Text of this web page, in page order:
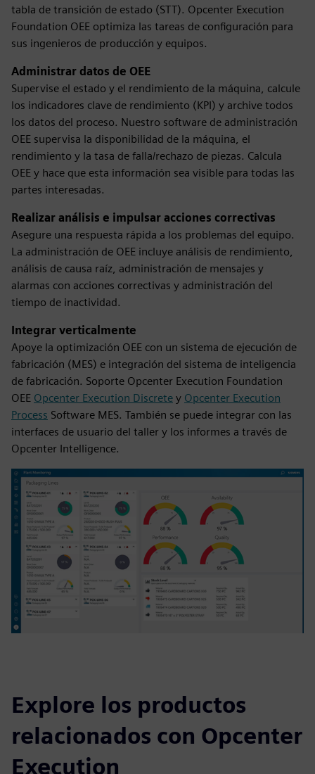
tabla de transición de estado (STT). Opcenter Execution
Foundation OEE optimiza las tareas de configuración para
sus ingenieros de producción y equipos.
Administrar datos de OEE
Supervise el estado y el rendimiento de la máquina, calcule
los indicadores clave de rendimiento (KPI) y archive todos
los datos del proceso. Nuestro software de administración
OEE supervisa la disponibilidad de la máquina, el
rendimiento y la tasa de falla/rechazo de piezas. Calcula
OEE y hace que esta información sea visible para todas las
partes interesadas.
Realizar análisis e impulsar acciones correctivas
Asegure una respuesta rápida a los problemas del equipo.
La administración de OEE incluye análisis de rendimiento,
análisis de causa raíz, administración de mensajes y
alarmas con acciones correctivas y administración del
tiempo de inactividad.
Integrar verticalmente
Apoye la optimización OEE con un sistema de ejecución de
fabricación (MES) e integración del sistema de inteligencia
de fabricación. Soporte Opcenter Execution Foundation
OEE Opcenter Execution Discrete y Opcenter Execution
Process Software MES. También se puede integrar con las
interfaces de usuario del taller y los informes a través de
Opcenter Intelligence.
Explore los productos
relacionados con Opcenter
Execution